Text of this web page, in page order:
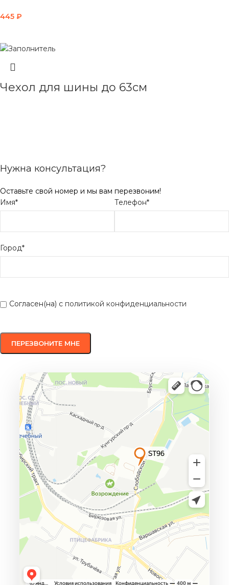
445 ₽
Чехол для шины до 63см
Нужна консультация?
Оставьте свой номер и мы вам перезвоним!
Имя*
Телефон*
Город*
Согласен(на) с политикой конфиденциальности